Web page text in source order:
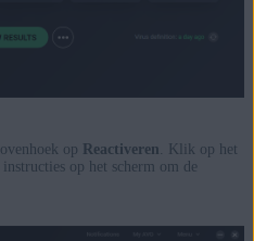
op Reactiveren. Klik op het
op het scherm om de